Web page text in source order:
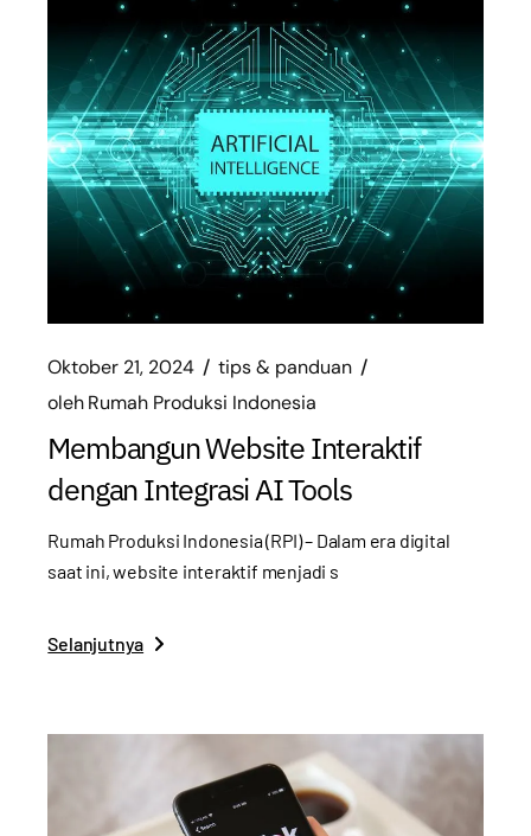
Oktober 21, 2024
tips & panduan
olehRumah Produksi Indonesia
Membangun Website Interaktif
dengan Integrasi AI Tools
Rumah Produksi Indonesia (RPI) – Dalam era digital
saat ini, website interaktif menjadi s
Selanjutnya